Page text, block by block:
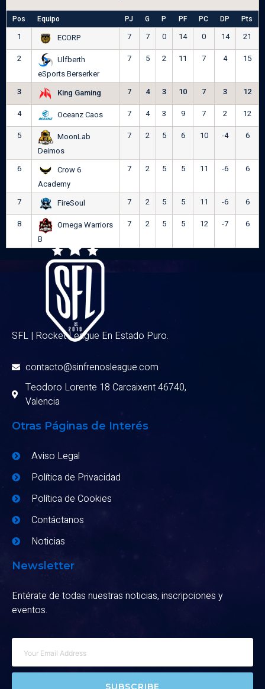
Pos Equipo PJ G P PF PC DP Pts
1 ECORP 7 7 0 14 0 14 21
2
Ulfberth
eSports Berserker
7 5 2 11 7 4 15
3 King Gaming 7 4 3 10 7 3 12
4 Oceanz Caos 7 4 3 9 7 2 12
5
MoonLab
Deimos
7 2 5 6 10 -4 6
6
Crow 6
Academy
7 2 5 5 11 -6 6
7 FireSoul 7 2 5 5 11 -6 6
8
Omega Warriors
B
7 2 5 5 12 -7 6
SFL | Rocket League En Estado Puro.
contacto@sinfrenosleague.com
Teodoro Lorente 18 Carcaixent 46740,
Valencia
Otras Páginas de Interés
Aviso Legal
Política de Privacidad
Política de Cookies
Contáctanos
Noticias
Newsletter
Entérate de todas nuestras noticias, inscripciones y
eventos.
SUBSCRIBE